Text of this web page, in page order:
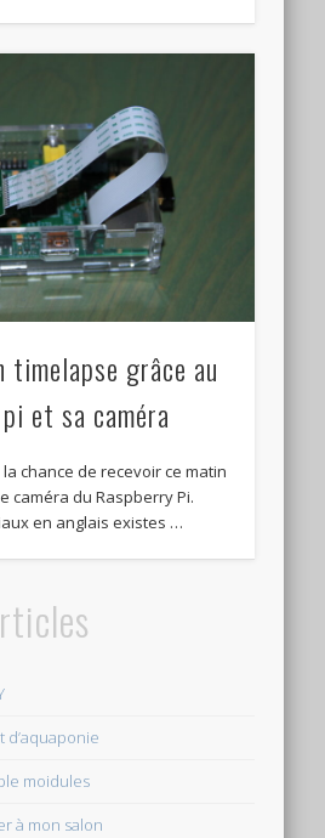
timelapse grâce au
et sa caméra
la chance de recevoir ce matin
caméra du Raspberry Pi.
en anglais existes …
moidules
à mon salon